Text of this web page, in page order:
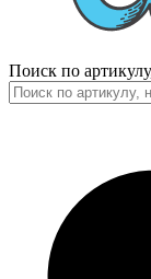
Поиск по